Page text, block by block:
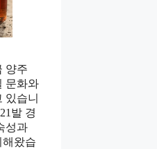
양주
문화와
있습니
발 경
성과
해왔습